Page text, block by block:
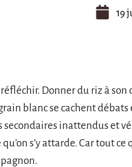
19
réfléchir. Donner du riz à
blanc se cachent débats
inattendus et
s’y attarde. Car tout ce